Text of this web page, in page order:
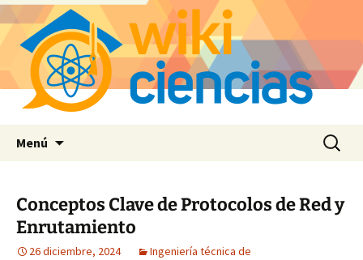
Menú Buscar:
Conceptos Clave de Protocolos de Red y
Enrutamiento
26 diciembre, 2024
Ingeniería técnica de